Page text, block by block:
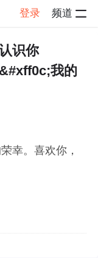
登录 频道
情
识你
我的
幸。喜欢你，